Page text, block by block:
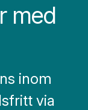
med
inom
via